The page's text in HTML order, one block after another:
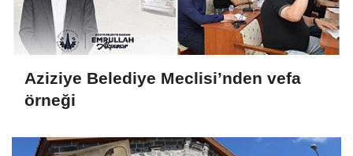
Aziziye Belediye Meclisi’nden vefa
örneği